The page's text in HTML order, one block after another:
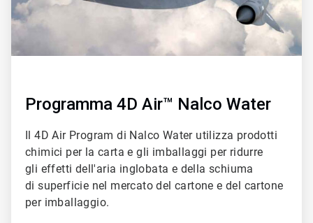
Programma 4D Air™ Nalco Water
Il 4D Air Program di Nalco Water utilizza prodotti
chimici per la carta e gli imballaggi per ridurre
gli effetti dell'aria inglobata e della schiuma
di superficie nel mercato del cartone e del cartone
per imballaggio.